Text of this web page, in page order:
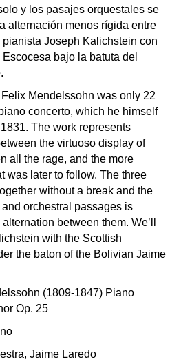
y los pasajes orquestales se
alternación menos rígida entre
Joseph Kalichstein con
bajo la batuta del
Mendelssohn was only 22
concerto, which he himself
The work represents
the virtuoso display of
all the rage, and the more
was later to follow. The three
without a break and the
orchestral passages is
between them. We’ll
with the Scottish
the baton of the Bolivian Jaime
(1809-1847) Piano
Op. 25
Jaime Laredo